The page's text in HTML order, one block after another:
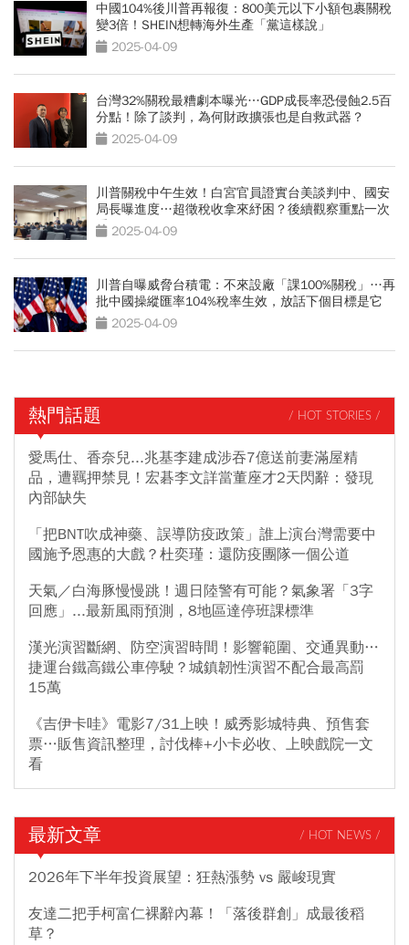
中國104%後川普再報復：800美元以下小額包裹關稅
變3倍！SHEIN想轉海外生產「黨這樣說」
2025-04-09
台灣32%關稅最糟劇本曝光…GDP成長率恐侵蝕2.5百
分點！除了談判，為何財政擴張也是自救武器？
2025-04-09
川普關稅中午生效！白宮官員證實台美談判中、國安
局長曝進度…超徵稅收拿來紓困？後續觀察重點一次
看 2025-04-09
川普自曝威脅台積電：不來設廠「課100%關稅」…再
批中國操縱匯率104%稅率生效，放話下個目標是它
2025-04-09
熱門話題 / HOT STORIES /
愛馬仕、香奈兒...兆基李建成涉吞7億送前妻滿屋精
品，遭羈押禁見！宏碁李文詳當董座才2天閃辭：發現
內部缺失
「把BNT吹成神藥、誤導防疫政策」誰上演台灣需要中
國施予恩惠的大戲？杜奕瑾：還防疫團隊一個公道
天氣／白海豚慢慢跳！週日陸警有可能？氣象署「3字
回應」...最新風雨預測，8地區達停班課標準
漢光演習斷網、防空演習時間！影響範圍、交通異動…
捷運台鐵高鐵公車停駛？城鎮韌性演習不配合最高罰
15萬
《吉伊卡哇》電影7/31上映！威秀影城特典、預售套
票…販售資訊整理，討伐棒+小卡必收、上映戲院一文
看
最新文章 / HOT NEWS /
2026年下半年投資展望：狂熱漲勢 vs 嚴峻現實
友達二把手柯富仁裸辭內幕！「落後群創」成最後稻
草？